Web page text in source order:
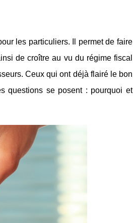
les particuliers. Il permet de faire
de croître au vu du régime fiscal
Ceux qui ont déjà flairé le bon
questions se posent : pourquoi et